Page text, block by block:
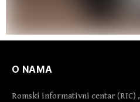
O NAMA
Romski informativni centar (RIC)